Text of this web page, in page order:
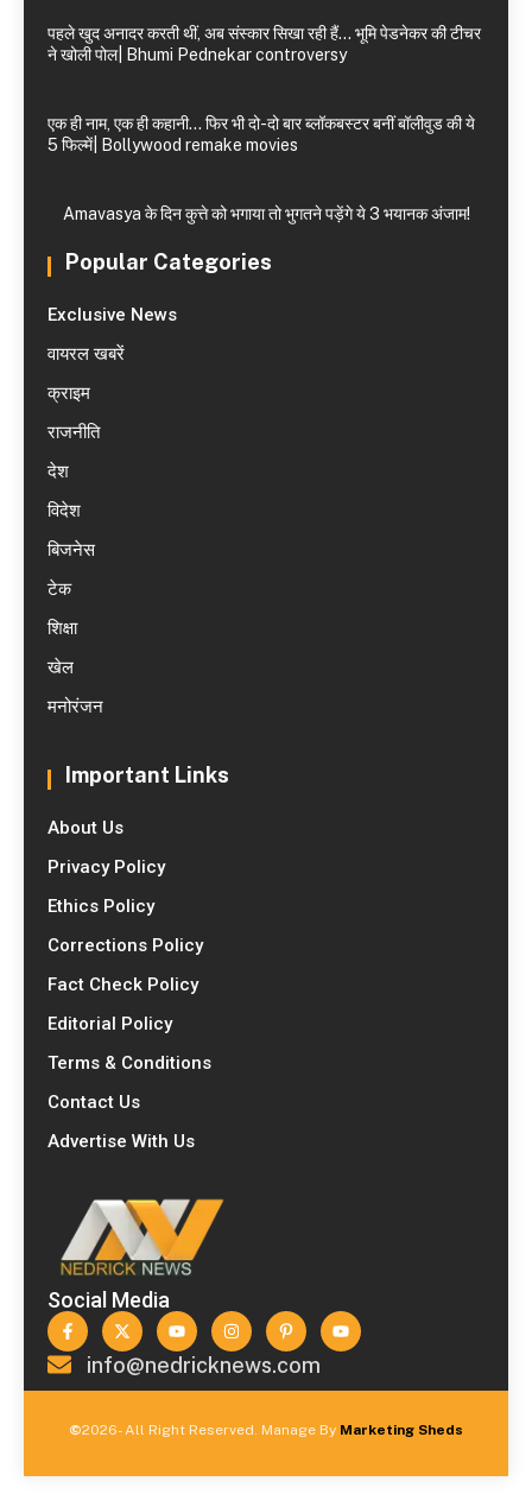
पहले खुद अनादर करती थीं, अब संस्कार सिखा रही हैं… भूमि पेडनेकर की टीचर
ने खोली पोल| Bhumi Pednekar controversy
एक ही नाम, एक ही कहानी… फिर भी दो-दो बार ब्लॉकबस्टर बनीं बॉलीवुड की ये
5 फिल्में| Bollywood remake movies
Amavasya के दिन कुत्ते को भगाया तो भुगतने पड़ेंगे ये 3 भयानक अंजाम!
Popular Categories
Exclusive News
वायरल खबरें
क्राइम
राजनीति
देश
विदेश
बिजनेस
टेक
शिक्षा
खेल
मनोरंजन
Important Links
About Us
Privacy Policy
Ethics Policy
Corrections Policy
Fact Check Policy
Editorial Policy
Terms & Conditions
Contact Us
Advertise With Us
Social Media
info@nedricknews.com
©2026- All Right Reserved. Manage By Marketing Sheds